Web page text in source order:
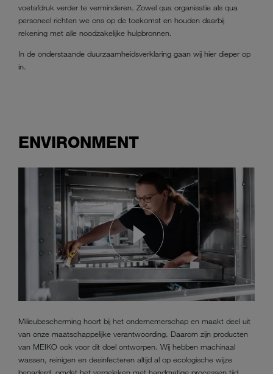
voetafdruk verder te verminderen. Zowel qua organisatie als qua
personeel richten we ons op de toekomst en houden daarbij
rekening met alle noodzakelijke hulpbronnen.
In de onderstaande duurzaamheidsverklaring gaan wij hier dieper op
in.
ENVIRONMENT
Milieubescherming hoort bij het ondernemerschap en maakt deel uit
van onze maatschappelijke verantwoording. Daarom zijn producten
van MEIKO ook voor dit doel ontworpen. Wij hebben machinaal
wassen, reinigen en desinfecteren altijd al op ecologische wijze
benaderd, omdat het vergeleken met handmatige processen tijd